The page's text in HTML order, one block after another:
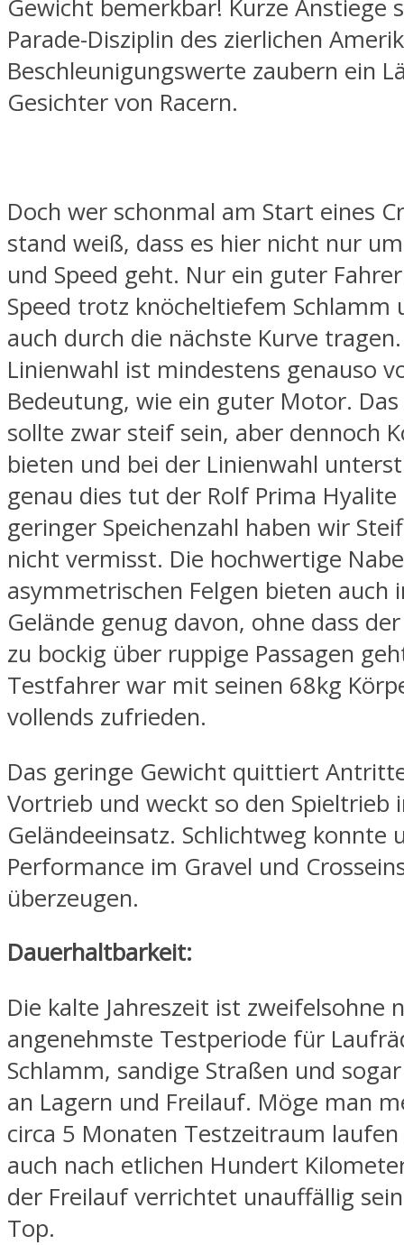
Gewicht bemerkbar! Kurze Anstiege
Parade-Disziplin des zierlichen
Beschleunigungswerte zaubern ein
Gesichter von Racern.
Doch wer schonmal am Start eines
stand weiß, dass es hier nicht nur
und Speed geht. Nur ein guter
Speed trotz knöcheltiefem Schlamm
auch durch die nächste Kurve
Linienwahl ist mindestens genauso
Bedeutung, wie ein guter Motor.
sollte zwar steif sein, aber dennoch
bieten und bei der Linienwahl
genau dies tut der Rolf Prima
geringer Speichenzahl haben wir
nicht vermisst. Die hochwertige
asymmetrischen Felgen bieten auch
Gelände genug davon, ohne dass
zu bockig über ruppige Passagen
Testfahrer war mit seinen 68kg
vollends zufrieden.
Das geringe Gewicht quittiert
Vortrieb und weckt so den Spieltrieb
Geländeeinsatz. Schlichtweg konnte
Performance im Gravel und
überzeugen.
Dauerhaltbarkeit:
Die kalte Jahreszeit ist zweifelsohne
angenehmste Testperiode für
Schlamm, sandige Straßen und
an Lagern und Freilauf. Möge man
circa 5 Monaten Testzeitraum laufen
auch nach etlichen Hundert
der Freilauf verrichtet unauffällig
Top.